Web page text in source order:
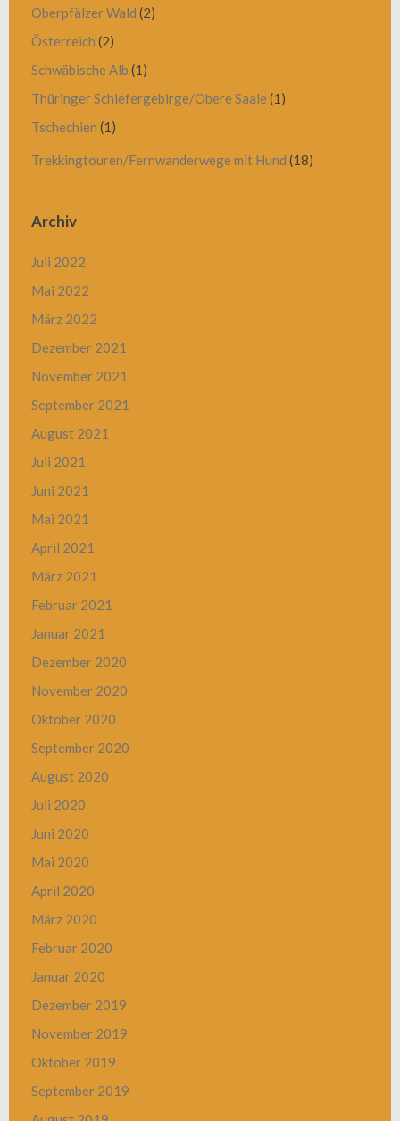
Oberpfälzer Wald (2)
Österreich (2)
Schwäbische Alb (1)
Thüringer Schiefergebirge/Obere Saale (1)
Tschechien (1)
Trekkingtouren/Fernwanderwege mit Hund (18)
Archiv
Juli 2022
Mai 2022
März 2022
Dezember 2021
November 2021
September 2021
August 2021
Juli 2021
Juni 2021
Mai 2021
April 2021
März 2021
Februar 2021
Januar 2021
Dezember 2020
November 2020
Oktober 2020
September 2020
August 2020
Juli 2020
Juni 2020
Mai 2020
April 2020
März 2020
Februar 2020
Januar 2020
Dezember 2019
November 2019
Oktober 2019
September 2019